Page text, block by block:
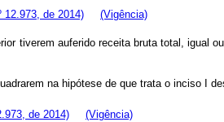
12.973, de 2014) (Vigência)
tiverem auferido receita bruta total,
na hipótese de que trata o inciso I
de 2014) (Vigência)